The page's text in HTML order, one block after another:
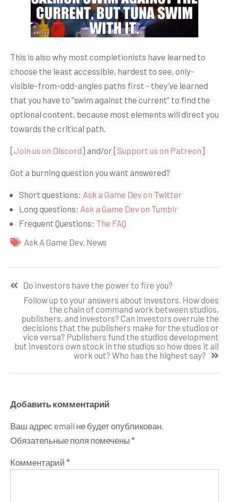
This is also why most completionists have learned to
choose the least accessible, hardest to see, only-
visible-from-odd-angles paths first - they’ve learned
that you have to “swim against the current” to find the
optional content, because most elements will direct you
towards the critical path.
[Join us on Discord] and/or [Support us on Patreon]
Got a burning question you want answered?
Short questions: Ask a Game Dev on Twitter
Long questions: Ask a Game Dev on Tumblr
Frequent Questions: The FAQ
Ask A Game Dev, News
записям
Do investors have the power to fire you?
Follow up to your answers about investors. How does
the chain of command work between studios,
publishers, and investors? Can investors overrule the
decisions that the publishers make for the studios or
vice versa? Publishers fund the studios development
but investors own stock in the studios so how does it all
work out? Who has the highest say?
Добавить комментарий
Ваш адрес email не будет опубликован.
Обязательные поля помечены *
Комментарий *